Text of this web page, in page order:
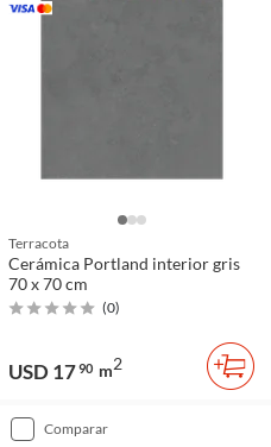
Terracota
Cerámica Portland interior gris
70 x 70 cm
(0)
USD 1790 m2
comparar